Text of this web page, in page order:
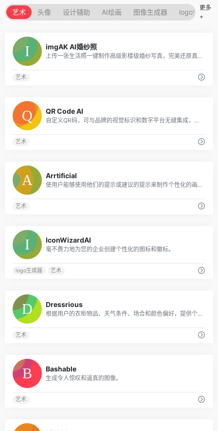
艺术 头像 设计辅助 AI绘画 图像生成器 logo生成器
更多
+
imgAK AI婚纱照
上传一张生活照一键制作高级影楼级婚纱写真，完美还原真实人脸与肤质。
艺术
QR Code AI
自定义QR码，可与品牌的视觉标识和数字平台无缝集成，从而增强客户参与度和互动性。
艺术
Arrtificial
使用户能够使用他们的提示或建议的提示来制作个性化的画布艺术
艺术
IconWizardAI
毫不费力地为您的企业创建个性化的图标和徽标。
logo生成器 艺术
Dressrious
根据用户的衣柜物品、天气条件、场合和颜色偏好，提供个性化的日常服装推荐。
艺术
Bashable
生成令人惊叹和逼真的图像。
艺术